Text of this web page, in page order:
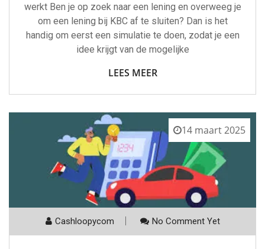
werkt Ben je op zoek naar een lening en overweeg je
om een lening bij KBC af te sluiten? Dan is het
handig om eerst een simulatie te doen, zodat je een
idee krijgt van de mogelijke
LEES MEER
14 maart 2025
Cashloopycom No Comment Yet